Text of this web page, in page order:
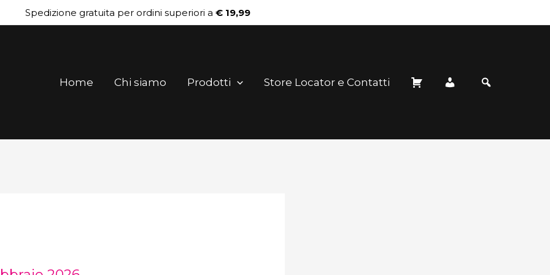
Spedizione gratuita per ordini superiori a € 19,99
Home Chi siamo Prodotti Store Locator e Contatti